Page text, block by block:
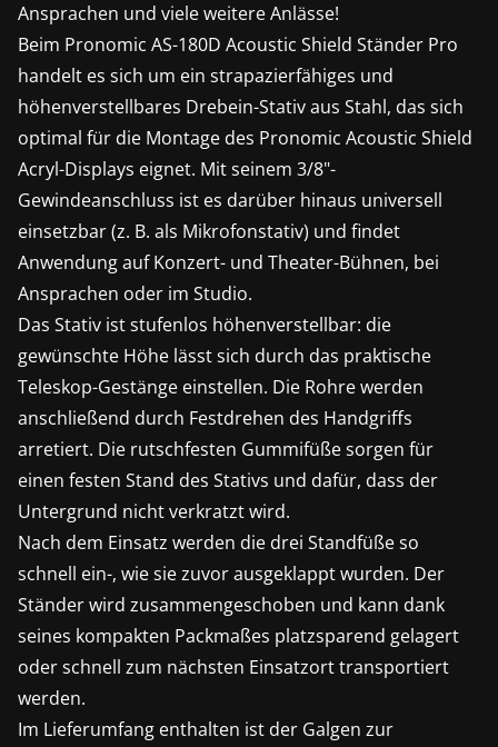
Ansprachen und viele weitere Anlässe!
Beim Pronomic AS-180D Acoustic Shield Ständer Pro
handelt es sich um ein strapazierfähiges und
höhenverstellbares Drebein-Stativ aus Stahl, das sich
optimal für die Montage des Pronomic Acoustic Shield
Acryl-Displays eignet. Mit seinem 3/8"-
Gewindeanschluss ist es darüber hinaus universell
einsetzbar (z. B. als Mikrofonstativ) und findet
Anwendung auf Konzert- und Theater-Bühnen, bei
Ansprachen oder im Studio.
Das Stativ ist stufenlos höhenverstellbar: die
gewünschte Höhe lässt sich durch das praktische
Teleskop-Gestänge einstellen. Die Rohre werden
anschließend durch Festdrehen des Handgriffs
arretiert. Die rutschfesten Gummifüße sorgen für
einen festen Stand des Stativs und dafür, dass der
Untergrund nicht verkratzt wird.
Nach dem Einsatz werden die drei Standfüße so
schnell ein-, wie sie zuvor ausgeklappt wurden. Der
Ständer wird zusammengeschoben und kann dank
seines kompakten Packmaßes platzsparend gelagert
oder schnell zum nächsten Einsatzort transportiert
werden.
Im Lieferumfang enthalten ist der Galgen zur